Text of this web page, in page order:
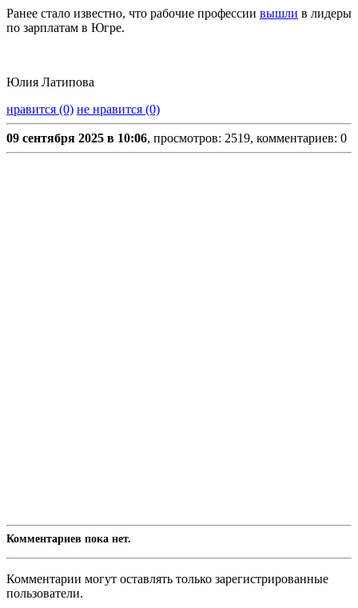
Ранее стало известно, что рабочие профессии вышли в лидеры
по зарплатам в Югре.
Юлия Латипова
нравится (0) не нравится (0)
09 сентября 2025 в 10:06, просмотров: 2519, комментариев: 0
Комментариев пока нет.
Комментарии могут оставлять только зарегистрированные
пользователи.